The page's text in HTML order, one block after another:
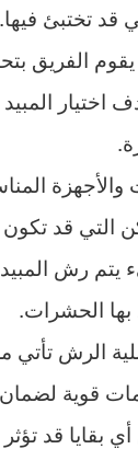
قد تختبئ فيها.
يقوم الفريق
اختيار المبيد
والأجهزة
التي قد
يتم رش
بها الحشرات.
الرش
قوية
بقايا قد